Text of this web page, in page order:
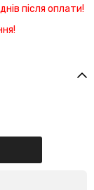
після оплати!